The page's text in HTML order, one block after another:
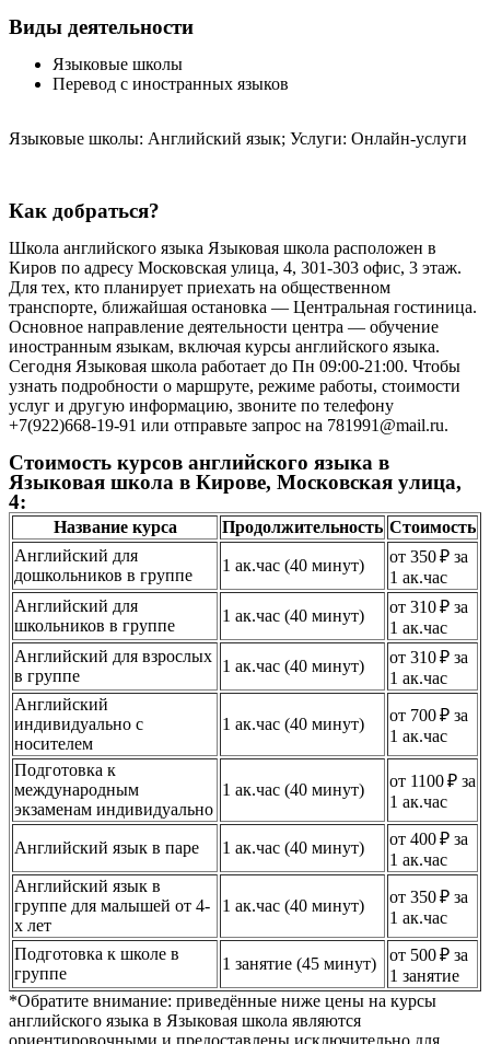
Виды деятельности
Языковые школы
Перевод с иностранных языков
Языковые школы: Английский язык; Услуги: Онлайн-услуги
Как добраться?
Школа английского языка Языковая школа расположен в
Киров по адресу Московская улица, 4, 301-303 офис, 3 этаж.
Для тех, кто планирует приехать на общественном
транспорте, ближайшая остановка — Центральная гостиница.
Основное направление деятельности центра — обучение
иностранным языкам, включая курсы английского языка.
Сегодня Языковая школа работает до Пн 09:00-21:00. Чтобы
узнать подробности о маршруте, режиме работы, стоимости
услуг и другую информацию, звоните по телефону
+7(922)668-19-91 или отправьте запрос на 781991@mail.ru.
Стоимость курсов английского языка в
Языковая школа в Кирове, Московская улица,
4:
Название курса Продолжительность Стоимость
Английский для
дошкольников в группе
1 ак.час (40 минут)
от 350 ₽ за
1 ак.час
Английский для
школьников в группе
1 ак.час (40 минут)
от 310 ₽ за
1 ак.час
Английский для взрослых
в группе
1 ак.час (40 минут)
от 310 ₽ за
1 ак.час
Английский
индивидуально с
носителем
1 ак.час (40 минут)
от 700 ₽ за
1 ак.час
Подготовка к
международным
экзаменам индивидуально
1 ак.час (40 минут)
от 1100 ₽ за
1 ак.час
Английский язык в паре 1 ак.час (40 минут)
от 400 ₽ за
1 ак.час
Английский язык в
группе для малышей от 4-
х лет
1 ак.час (40 минут)
от 350 ₽ за
1 ак.час
Подготовка к школе в
группе
1 занятие (45 минут)
от 500 ₽ за
1 занятие
*Обратите внимание: приведённые ниже цены на курсы
английского языка в Языковая школа являются
ориентировочными и предоставлены исключительно для